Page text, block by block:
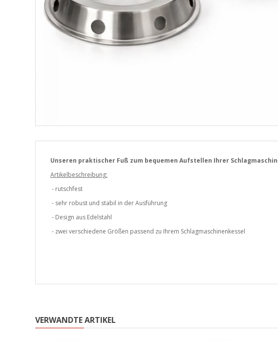
Unseren praktischer Fuß zum bequemen Aufstellen Ihrer
Artikelbeschreibung:
- rutschfest
- sehr robust und stabil in der Ausführung
- Design aus Edelstahl
- zwei verschiedene Größen passend zu Ihrem Schlagmaschinenkessel
VERWANDTE ARTIKEL